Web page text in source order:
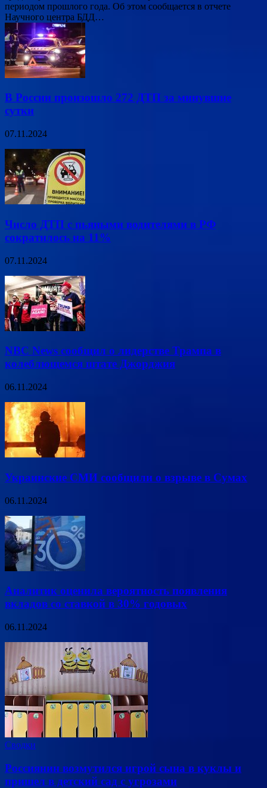
периодом прошлого года. Об этом сообщается в отчете
Научного центра БДД…
В России произошло 272 ДТП за минувшие
сутки
07.11.2024
Число ДТП с пьяными водителями в РФ
сократилось на 11%
07.11.2024
NBC News сообщил о лидерстве Трампа в
колеблющемся штате Джорджия
06.11.2024
Украинские СМИ сообщили о взрыве в Сумах
06.11.2024
Аналитик оценила вероятность появления
вкладов со ставкой в 30% годовых
06.11.2024
Сводки
Россиянин возмутился игрой сына в куклы и
пришел в детский сад с угрозами